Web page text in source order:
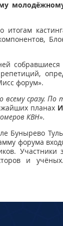
собравшиеся
форум».
сразу.
планах
КВН».
форума
и